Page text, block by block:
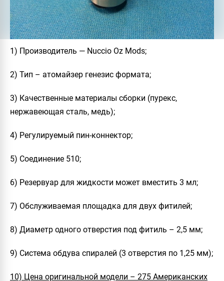
1) Производитель — Nuccio Oz Mods;
2) Тип – атомайзер генезис формата;
3) Качественные материалы сборки (пурекс,
нержавеющая сталь, медь);
4) Регулируемый пин-коннектор;
5) Соединение 510;
6) Резервуар для жидкости может вместить 3 мл;
7) Обслуживаемая площадка для двух фитилей;
8) Диаметр одного отверстия под фитиль – 2,5 мм;
9) Система обдува спиралей (3 отверстия по 1,25 мм);
10) Цена оригинальной модели – 275 Американских